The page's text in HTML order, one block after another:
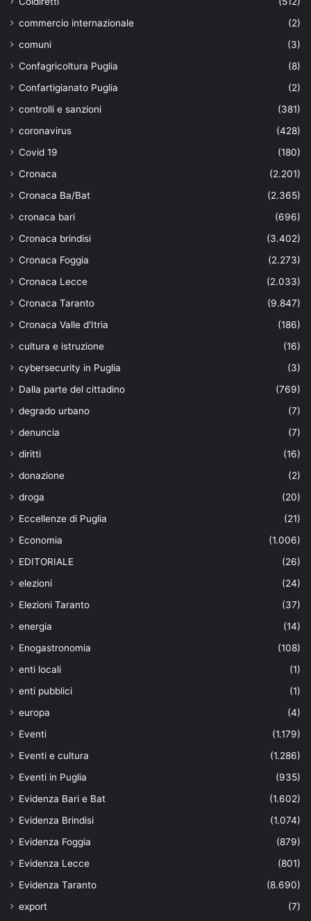
commercio internazionale
(2)
comuni
(3)
Confagricoltura Puglia
(8)
Confartigianato Puglia
(2)
controlli e sanzioni
(381)
coronavirus
(428)
Covid 19
(180)
Cronaca
(2.201)
Cronaca Ba/Bat
(2.365)
cronaca bari
(696)
Cronaca brindisi
(3.402)
Cronaca Foggia
(2.273)
Cronaca Lecce
(2.033)
Cronaca Taranto
(9.847)
Cronaca Valle d'Itria
(186)
cultura e istruzione
(16)
cybersecurity in Puglia
(3)
Dalla parte del cittadino
(769)
degrado urbano
(7)
denuncia
(7)
diritti
(16)
donazione
(2)
droga
(20)
Eccellenze di Puglia
(21)
Economia
(1.006)
EDITORIALE
(26)
elezioni
(24)
Elezioni Taranto
(37)
energia
(14)
Enogastronomia
(108)
enti locali
(1)
enti pubblici
(1)
europa
(4)
Eventi
(1.179)
Eventi e cultura
(1.286)
Eventi in Puglia
(935)
Evidenza Bari e Bat
(1.602)
Evidenza Brindisi
(1.074)
Evidenza Foggia
(879)
Evidenza Lecce
(801)
Evidenza Taranto
(8.690)
export
(7)